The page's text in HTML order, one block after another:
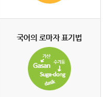
국어의 로마자 표기법